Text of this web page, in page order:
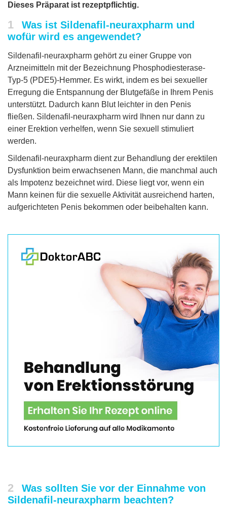
Dieses Präparat ist rezeptpflichtig.
1
Was ist Sildenafil-neuraxpharm und
wofür wird es angewendet?
Sildenafil-neuraxpharm gehört zu einer Gruppe von
Arzneimitteln mit der Bezeichnung Phosphodiesterase-
Typ-5 (PDE5)-Hemmer. Es wirkt, indem es bei sexueller
Erregung die Entspannung der Blutgefäße in Ihrem Penis
unterstützt. Dadurch kann Blut leichter in den Penis
fließen. Sildenafil-neuraxpharm wird Ihnen nur dann zu
einer Erektion verhelfen, wenn Sie sexuell stimuliert
werden.
Sildenafil-neuraxpharm dient zur Behandlung der erektilen
Dysfunktion beim erwachsenen Mann, die manchmal auch
als Impotenz bezeichnet wird. Diese liegt vor, wenn ein
Mann keinen für die sexuelle Aktivität ausreichend harten,
aufgerichteten Penis bekommen oder beibehalten kann.
2
Was sollten Sie vor der Einnahme von
Sildenafil-neuraxpharm beachten?